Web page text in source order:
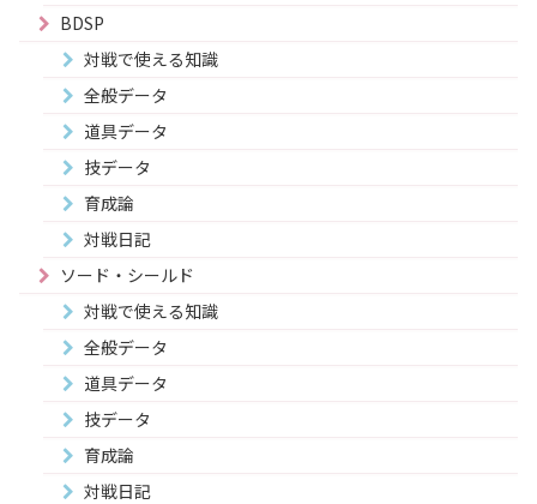
BDSP
対戦で使える知識
全般データ
道具データ
技データ
育成論
対戦日記
ソード・シールド
対戦で使える知識
全般データ
道具データ
技データ
育成論
対戦日記